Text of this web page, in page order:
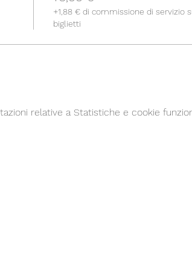
+1,88 € di commissione di servizio
biglietti
relative a Statistiche e cookie